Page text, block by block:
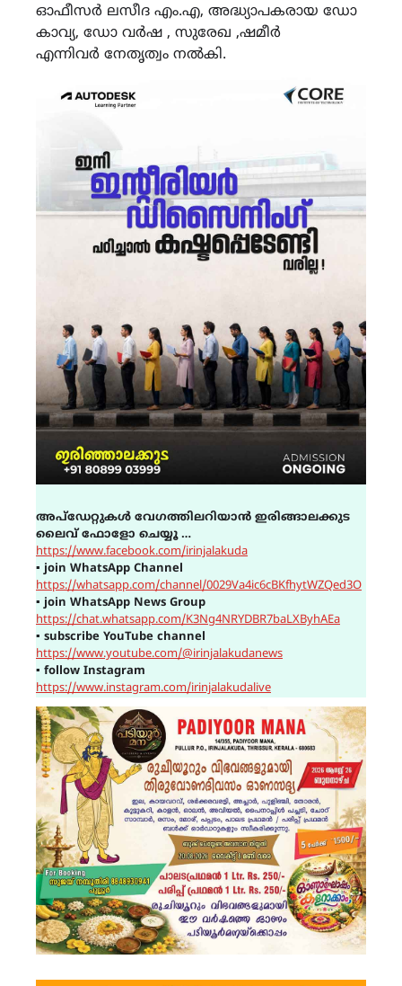
ഓഫീസർ ലസീദ എം.എ, അദ്ധ്യാപകരായ ഡോ
കാവ്യ, ഡോ വർഷ , സുരേഖ ,ഷമീർ
എന്നിവർ നേതൃത്വം നൽകി.
അപ്ഡേറ്റുകൾ വേഗത്തിലറിയാൻ ഇരിങ്ങാലക്കുട
ലൈവ് ഫോളോ ചെയ്യൂ …
https://www.facebook.com/irinjalakuda
▪ join WhatsApp Channel
https://whatsapp.com/channel/0029Va4ic6cBKfhytWZQed3O
▪ join WhatsApp News Group
https://chat.whatsapp.com/K3Ng4NRYDBR7baLXByhAEa
▪ subscribe YouTube channel
https://www.youtube.com/@irinjalakudanews
▪ follow Instagram
https://www.instagram.com/irinjalakudalive